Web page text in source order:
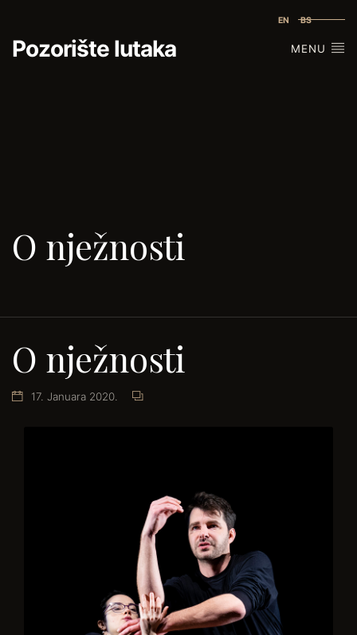
EN BS
Pozorište lutaka MENU
O nježnosti
O nježnosti
17. Januara 2020.